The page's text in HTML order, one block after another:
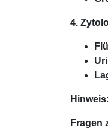
4.
Hinweis:
Fragen